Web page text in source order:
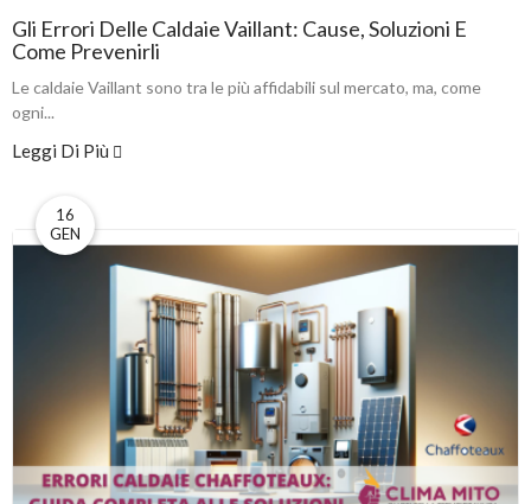
Gli Errori Delle Caldaie Vaillant: Cause, Soluzioni E
Come Prevenirli
Le caldaie Vaillant sono tra le più affidabili sul mercato, ma, come
ogni...
Leggi Di Più
16
GEN